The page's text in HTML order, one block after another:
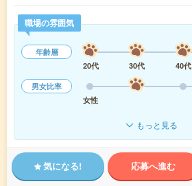
職場の雰囲気
年齢層
20代
30代 40代
男女比率
女性
もっと見る
気になる! 応募へ進む